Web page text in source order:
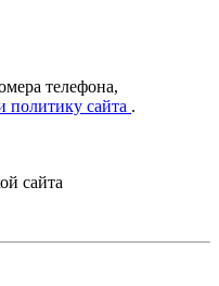
телефона,
политику сайта .
сайта